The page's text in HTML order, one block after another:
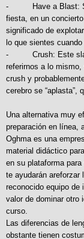
- Have a Blast: Si
fiesta, en un
significado de
lo que sientes
- Crush: Este slang
referirnos a lo
crush y
cerebro se “aplasta”,
Una alternativa muy
preparación en línea,
Oghma es una
material didáctico
en su plataforma
te ayudarán areforzar
reconocido equipo de
valor de dominar otro
curso.
Las diferencias de
obstante tienen